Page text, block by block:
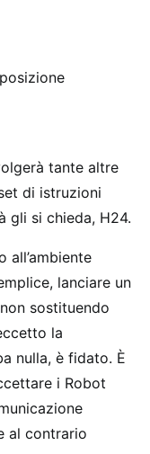
tante altre
di istruzioni
gli si chieda, H24.
all’ambiente
lanciare un
sostituendo
la
nulla, è fidato. È
i Robot
al contrario